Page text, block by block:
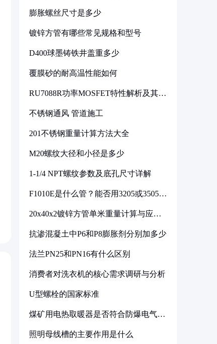
膨胀螺丝尺寸是多少
镀锌方管有哪些常见规格和型号
D400球墨铸铁井盖重多少
覆膜砂的耐高温性能如何
RU7088R功率MOSFET特性解析及其在
不锈钢通风 管道施工
201不锈钢重量计算方法大全
M20螺纹大径和小径是多少
1-1/4 NPT螺纹参数及底孔尺寸详解
F1010E是什么管？能否用3205或3505代
20x40x2镀锌方管单米重量计算与应用
抗渗混凝土中P6和P8膨胀剂分别加多少
法兰PN25和PN16有什么区别
消费者对洗衣机的核心需求调研与分析
U型螺栓的国家标准
煤矿用电热取暖器是否符合防爆电气设
照明母线槽的主要作用是什么